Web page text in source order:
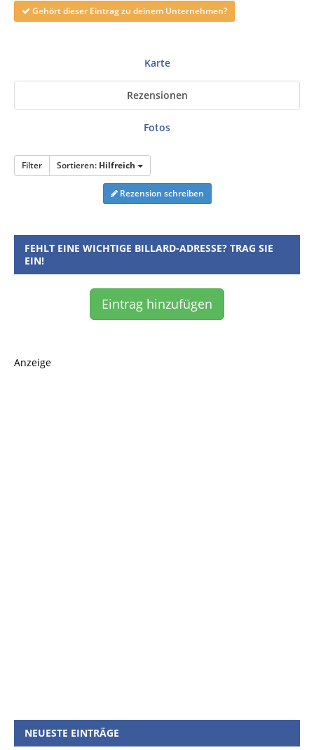
Gehört dieser Eintrag zu deinem Unternehmen?
Karte
Rezensionen
Fotos
Filter Sortieren: Hilfreich
Rezension schreiben
FEHLT EINE WICHTIGE BILLARD-ADRESSE? TRAG SIE
EIN!
Eintrag hinzufügen
Anzeige
NEUESTE EINTRÄGE